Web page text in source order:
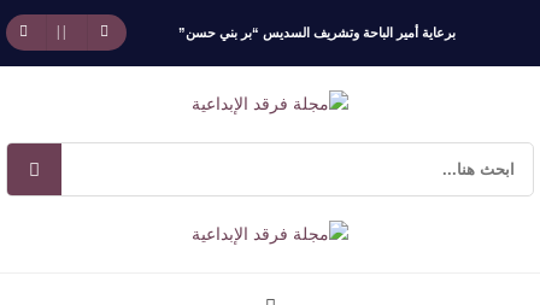
برعاية أمير الباحة وتشريف السديس “بر بني حسن”
تكرّم الفائزين بجائزة “رواد العمل التطوعي 4”
جائزة المهندس زياد الزهراني للتفوق العلمي تكرّم